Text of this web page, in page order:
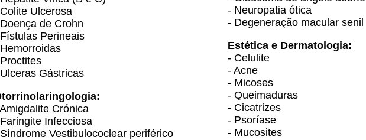
Ulcerosa
de Crohn
Perineais
Gástricas
Crónica
Infecciosa
Vestibulococlear periférico
- Neuropatia ótica
- Degeneração macular senil
Estética e Dermatologia:
- Celulite
- Acne
- Micoses
- Queimaduras
- Cicatrizes
- Psoríase
- Mucosites